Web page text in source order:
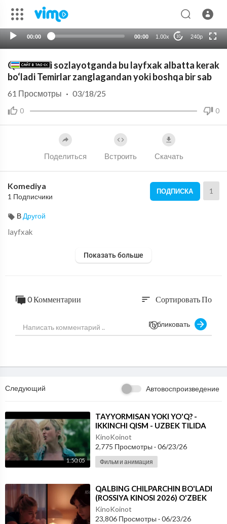
00:00 00:00 1.00x 10 240p
auto
Quvurlarni sozlayotganda bu layfxak albatta kerak
bo‘ladi Temirlar zanglagandan yoki boshqa bir sab
0 0
61 Просмотры · 03/18/25
Поделиться Встроить Скачать
Komediya
1 Подписчики
ПОДПИСКА 1
В Другой
layfxak
Показать больше
0 Комментарии sort Сортировать По
Публиковать
Следующий Автовоспроизведение
1:50:05
⁣TAYYORMISAN YOKI YO'Q? -
IKKINCHI QISM - UZBEK TILIDA
KinoKoinot
2,775 Просмотры · 06/23/26
Фильм и анимация
⁣QALBING CHILPARCHIN BO'LADI
(ROSSIYA KINOSI 2026) O'ZBEK
TILIDA
KinoKoinot
23,806 Просмотры · 06/23/26